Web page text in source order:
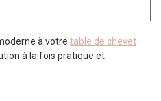
à votre table de chevet
à la fois pratique et